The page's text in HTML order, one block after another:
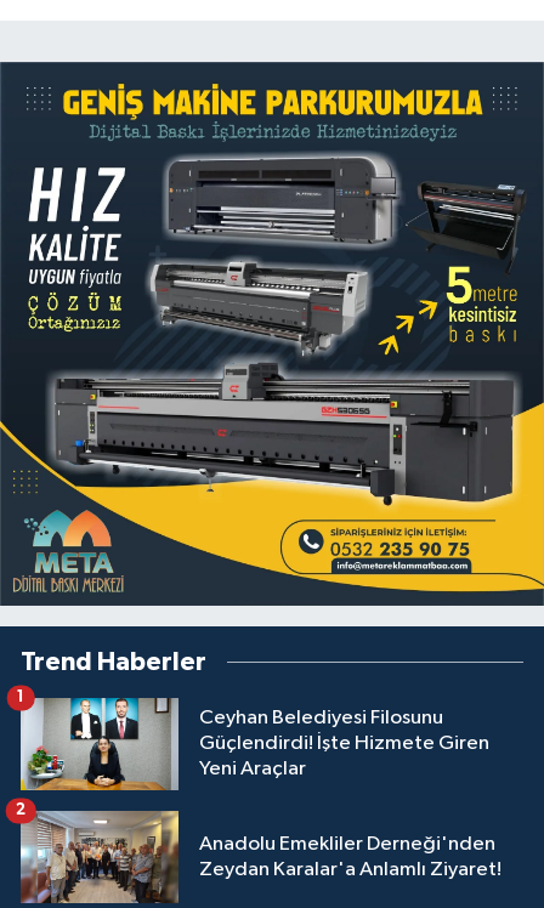
Trend Haberler
Ceyhan Belediyesi Filosunu
Güçlendirdi! İşte Hizmete Giren
Yeni Araçlar
1
Anadolu Emekliler Derneği'nden
Zeydan Karalar'a Anlamlı Ziyaret!
2